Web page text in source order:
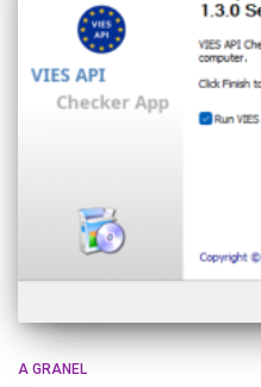
A GRANEL